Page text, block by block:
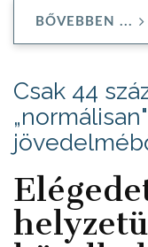
BŐVEBBEN ...
Csak 44